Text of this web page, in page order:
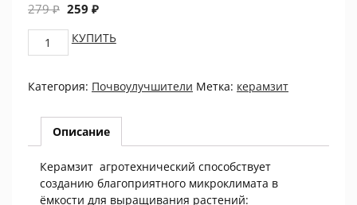
279₽ 259 ₽
Керамзит
6л
quantity
КУПИТЬ
Категория: Почвоулучшители Метка: керамзит
Описание
Керамзит агротехнический способствует
созданию благоприятного микроклимата в
ёмкости для выращивания растений: